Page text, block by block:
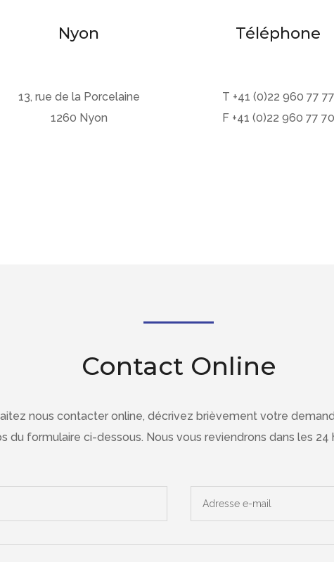
Nyon
13, rue de la Porcelaine
1260 Nyon
Téléphone
T +41 (0)22 960 77 77
F +41 (0)22 960 77 70
Contact Online
nous contacter online, décrivez brièvement votre
du formulaire ci-dessous. Nous vous reviendrons dans les 24